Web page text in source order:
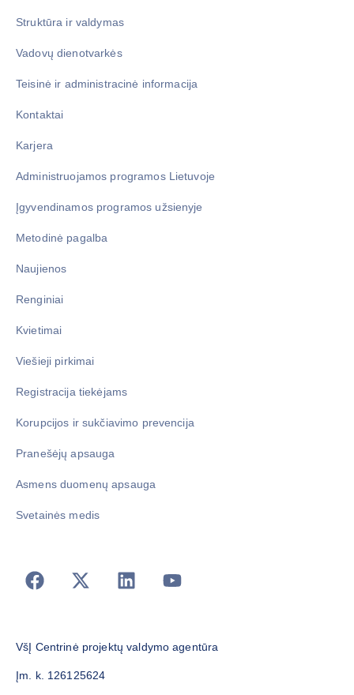
Struktūra ir valdymas
Vadovų dienotvarkės
Teisinė ir administracinė informacija
Kontaktai
Karjera
Administruojamos programos Lietuvoje
Įgyvendinamos programos užsienyje
Metodinė pagalba
Naujienos
Renginiai
Kvietimai
Viešieji pirkimai
Registracija tiekėjams
Korupcijos ir sukčiavimo prevencija
Pranešėjų apsauga
Asmens duomenų apsauga
Svetainės medis
VšĮ Centrinė projektų valdymo agentūra
Įm. k. 126125624